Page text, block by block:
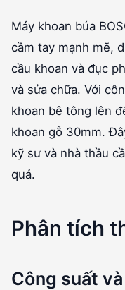
Máy khoan búa
cầm tay mạnh mẽ,
cầu khoan và đục
và sửa chữa. Với
khoan bê tông lên
khoan gỗ 30mm.
kỹ sư và nhà thầu
quả.
Phân tích
Công suất